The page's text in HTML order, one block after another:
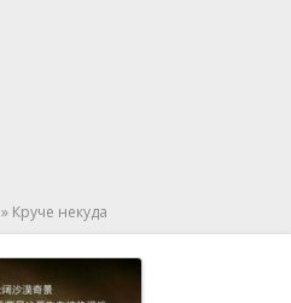
» Круче некуда